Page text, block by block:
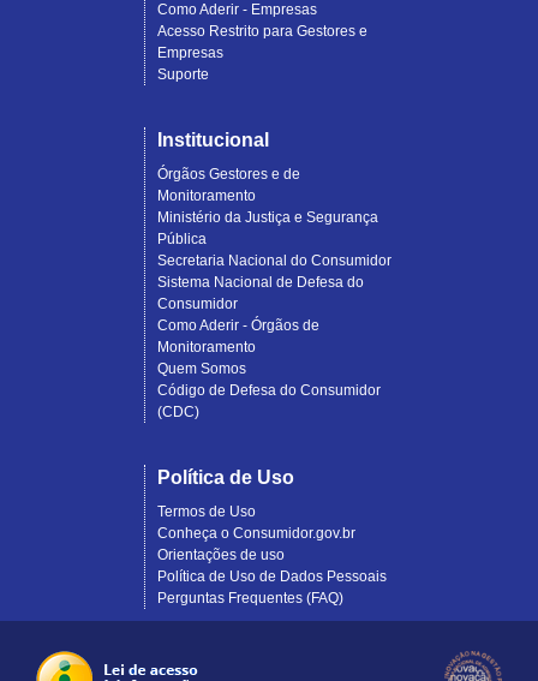
Como Aderir - Empresas
Acesso Restrito para Gestores e
Empresas
Suporte
Institucional
Órgãos Gestores e de
Monitoramento
Ministério da Justiça e Segurança
Pública
Secretaria Nacional do Consumidor
Sistema Nacional de Defesa do
Consumidor
Como Aderir - Órgãos de
Monitoramento
Quem Somos
Código de Defesa do Consumidor
(CDC)
Política de Uso
Termos de Uso
Conheça o Consumidor.gov.br
Orientações de uso
Política de Uso de Dados Pessoais
Perguntas Frequentes (FAQ)